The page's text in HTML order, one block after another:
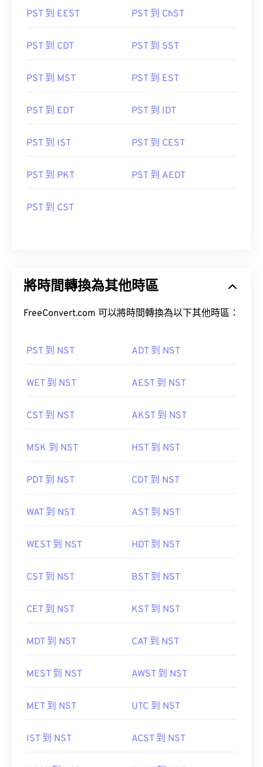
PST 到 EEST PST 到 ChST
PST 到 CDT PST 到 SST
PST 到 MST PST 到 EST
PST 到 EDT PST 到 IDT
PST 到 IST PST 到 CEST
PST 到 PKT PST 到 AEDT
PST 到 CST
將時間轉換為其他時區
FreeConvert.com 可以將時間轉換為以下其他時區：
PST 到 NST ADT 到 NST
WET 到 NST AEST 到 NST
CST 到 NST AKST 到 NST
MSK 到 NST HST 到 NST
PDT 到 NST CDT 到 NST
WAT 到 NST AST 到 NST
WEST 到 NST HDT 到 NST
CST 到 NST BST 到 NST
CET 到 NST KST 到 NST
MDT 到 NST CAT 到 NST
MEST 到 NST AWST 到 NST
MET 到 NST UTC 到 NST
IST 到 NST ACST 到 NST